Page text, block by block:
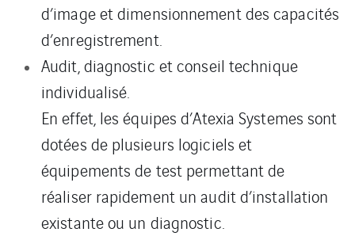
d’image et dimensionnement des capacités
d’enregistrement.
Audit, diagnostic et conseil technique
individualisé.
En effet, les équipes d’Atexia Systemes sont
dotées de plusieurs logiciels et
équipements de test permettant de
réaliser rapidement un audit d’installation
existante ou un diagnostic.